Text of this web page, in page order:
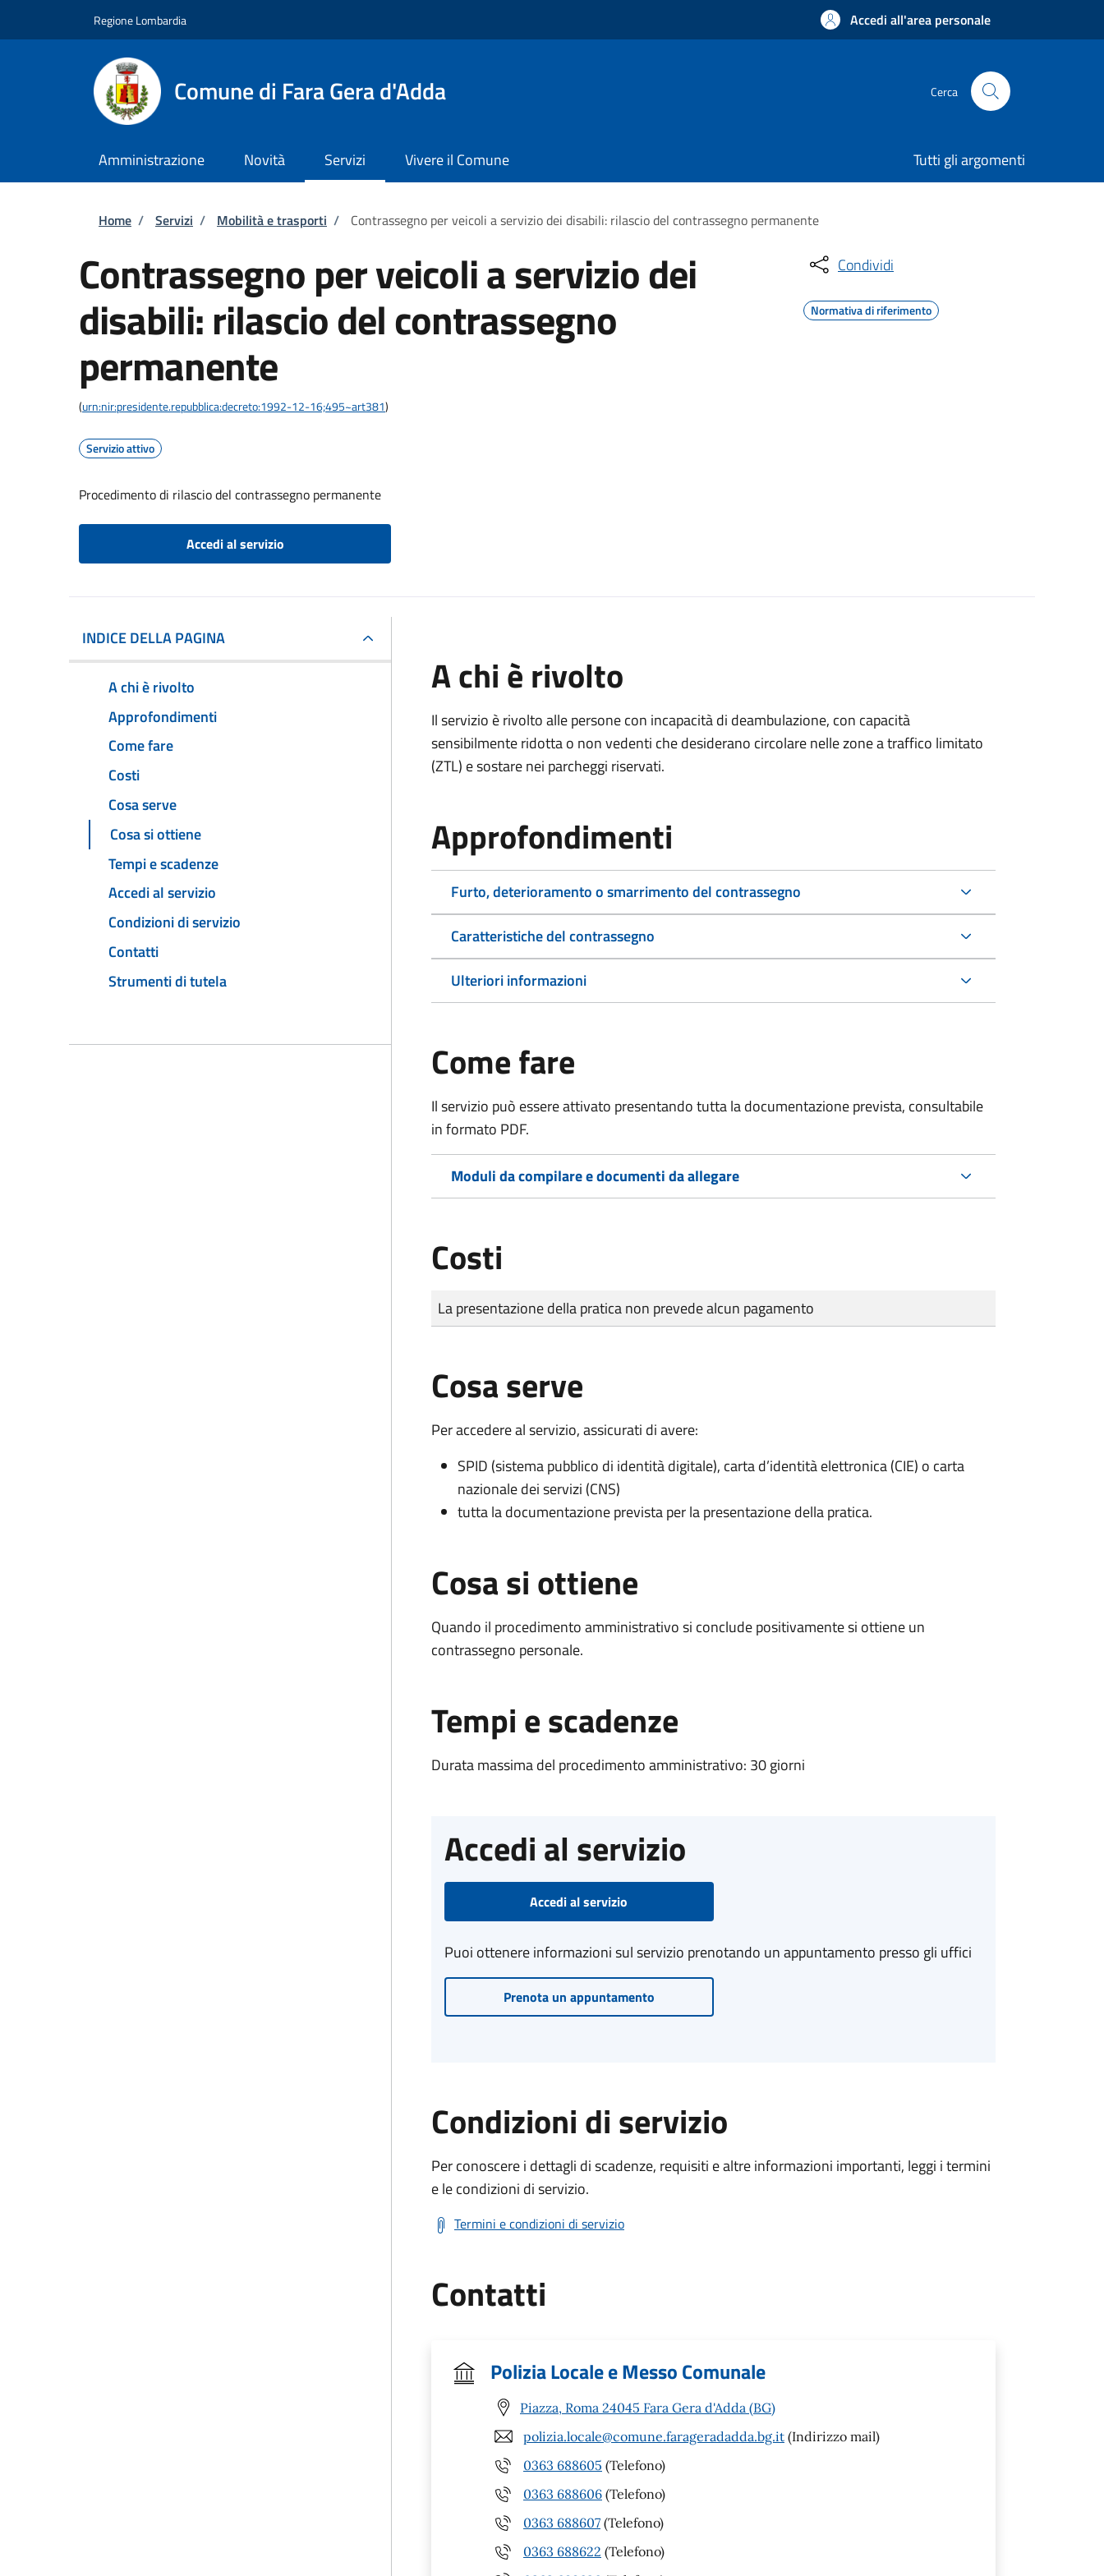
Regione Lombardia Accedi all'area personale
Comune di Fara Gera d'Adda Cerca
Amministrazione Novità Servizi Vivere il Comune Tutti gli argomenti
Briciole di pane
Home / Servizi / Mobilità e trasporti / Contrassegno per veicoli a servizio dei disabili: rilascio del contrassegno permanente
Contrassegno per veicoli a servizio dei
disabili: rilascio del contrassegno
permanente
(urn:nir:presidente.repubblica:decreto:1992-12-16;495~art381)
Servizio attivo
Procedimento di rilascio del contrassegno permanente
Accedi al servizio
Condividi
Normativa di riferimento
INDICE DELLA PAGINA
A chi è rivolto
Approfondimenti
Come fare
Costi
Cosa serve
Cosa si ottiene
Tempi e scadenze
Accedi al servizio
Condizioni di servizio
Contatti
Strumenti di tutela
A chi è rivolto
Il servizio è rivolto alle persone con incapacità di deambulazione, con capacità
sensibilmente ridotta o non vedenti che desiderano circolare nelle zone a traffico limitato
(ZTL) e sostare nei parcheggi riservati.
Approfondimenti
Furto, deterioramento o smarrimento del contrassegno
Caratteristiche del contrassegno
Ulteriori informazioni
Come fare
Il servizio può essere attivato presentando tutta la documentazione prevista, consultabile
in formato PDF.
Moduli da compilare e documenti da allegare
Costi
Tipo di pagamento
Importo
La presentazione della pratica non prevede alcun pagamento
Cosa serve
Per accedere al servizio, assicurati di avere:
SPID (sistema pubblico di identità digitale), carta d’identità elettronica (CIE) o carta
nazionale dei servizi (CNS)
tutta la documentazione prevista per la presentazione della pratica.
Cosa si ottiene
Quando il procedimento amministrativo si conclude positivamente si ottiene un
contrassegno personale.
Tempi e scadenze
Durata massima del procedimento amministrativo: 30 giorni
Accedi al servizio
Accedi al servizio
Puoi ottenere informazioni sul servizio prenotando un appuntamento presso gli uffici
Prenota un appuntamento
Condizioni di servizio
Per conoscere i dettagli di scadenze, requisiti e altre informazioni importanti, leggi i termini
e le condizioni di servizio.
Termini e condizioni di servizio
Contatti
Polizia Locale e Messo Comunale
Piazza, Roma 24045 Fara Gera d'Adda (BG)
polizia.locale@comune.farageradadda.bg.it (Indirizzo mail)
0363 688605 (Telefono)
0363 688606 (Telefono)
0363 688607 (Telefono)
0363 688622 (Telefono)